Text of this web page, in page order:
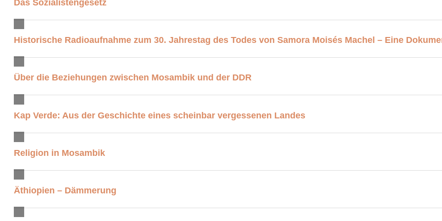
Das Sozialistengesetz
Historische Radioaufnahme zum 30. Jahrestag des Todes von Samora Moisés Machel – Eine
Über die Beziehungen zwischen Mosambik und der DDR
Kap Verde: Aus der Geschichte eines scheinbar vergessenen Landes
Religion in Mosambik
Äthiopien – Dämmerung